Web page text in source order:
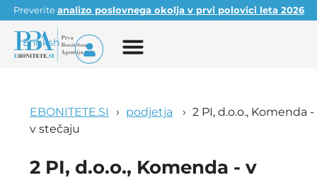
Preveriteanalizo poslovnega okolja v prvi polovici leta 2026
English
EBONITETE.SI podjetja
2 PI, d.o.o., Komenda -
v stečaju
2 PI, d.o.o., Komenda - v